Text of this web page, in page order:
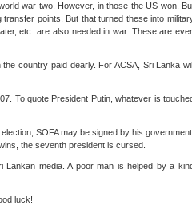
war two. However, in those the US won.
points. But that turned these into
etc. are also needed in war. These are
country paid dearly. For ACSA, Sri Lanka
To quote President Putin, whatever is
SOFA may be signed by his government.
the seventh president is cursed.
media. A poor man is helped by a
luck!